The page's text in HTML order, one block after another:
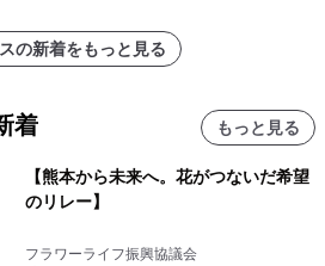
の新着をもっと見る
着 もっと見る
【熊本から未来へ。花がつないだ希望
のリレー】
フラワーライフ振興協議会